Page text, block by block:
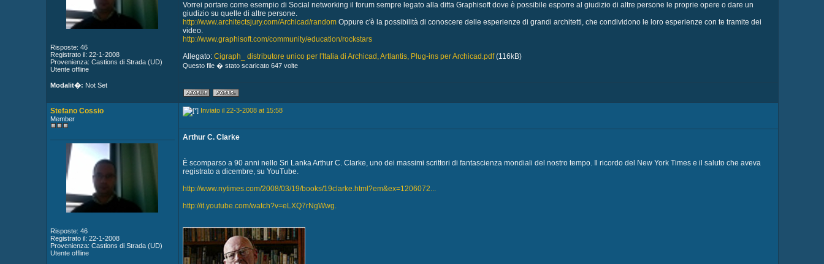
Risposte: 46
Registrato il: 22-1-2008
Provenienza: Castions di Strada (UD)
Utente offline
Modalit�: Not Set
Vorrei portare come esempio di Social networking il forum sempre legato alla ditta Graphisoft dove è possibile esporre al giudizio di altre persone le proprie opere o dare un
giudizio su quelle di altre persone.
http://www.architectsjury.com/Archicad/randomOppure c'è la possibilità di conoscere delle esperienze di grandi architetti, che condividono le loro esperienze con te tramite dei
video.
http://www.graphisoft.com/community/education/rockstars
Allegato: Cigraph_ distributore unico per l'Italia di Archicad, Artlantis, Plug-ins per Archicad.pdf(116kB)
Questo file � stato scaricato 647 volte
Stefano Cossio
Member
Risposte: 46
Registrato il: 22-1-2008
Provenienza: Castions di Strada (UD)
Utente offline
Inviato il 22-3-2008 at 15:58
Arthur C. Clarke
È scomparso a 90 anni nello Sri Lanka Arthur C. Clarke, uno dei massimi scrittori di fantascienza mondiali del nostro tempo. Il ricordo del New York Times e il saluto che aveva
registrato a dicembre, su YouTube.
http://www.nytimes.com/2008/03/19/books/19clarke.html?em&ex=1206072...
http://it.youtube.com/watch?v=eLXQ7rNgWwg.